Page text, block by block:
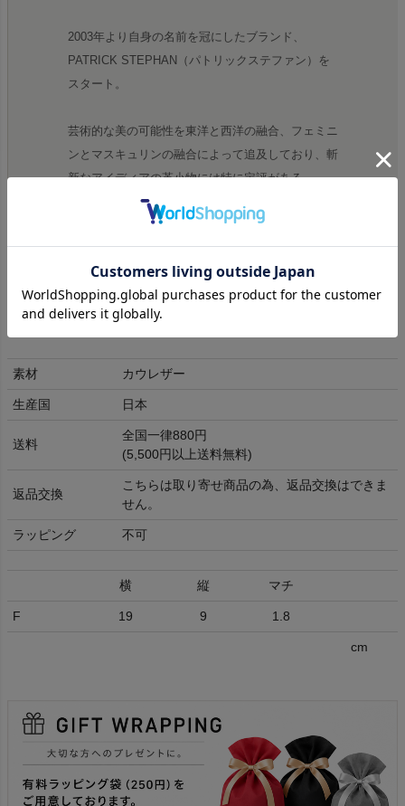
2003年より自身の名前を冠にしたブランド、
PATRICK STEPHAN（パトリックステファン）を
スタート。
芸術的な美の可能性を東洋と西洋の融合、フェミニ
ンとマスキュリンの融合によって追及しており、斬
新なアイディアの革小物には特に定評がある。
素材 カウレザー
生産国 日本
送料
全国一律880円
(5,500円以上送料無料)
返品交換
こちらは取り寄せ商品の為、返品交換はできま
せん。
ラッピング 不可
横 縦 マチ
F 19 9 1.8
cm